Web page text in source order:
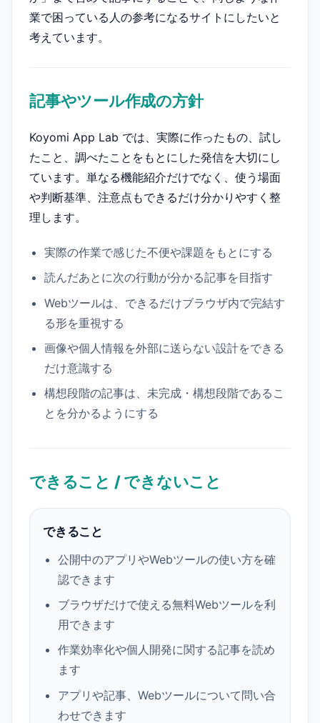
業で困っている人の参考になるサイトにしたいと
考えています。
記事やツール作成の方針
Koyomi App Lab では、実際に作ったもの、試し
たこと、調べたことをもとにした発信を大切にし
ています。単なる機能紹介だけでなく、使う場面
や判断基準、注意点もできるだけ分かりやすく整
理します。
実際の作業で感じた不便や課題をもとにする
読んだあとに次の行動が分かる記事を目指す
Webツールは、できるだけブラウザ内で完結す
る形を重視する
画像や個人情報を外部に送らない設計をできる
だけ意識する
構想段階の記事は、未完成・構想段階であるこ
とを分かるようにする
できること / できないこと
できること
公開中のアプリやWebツールの使い方を確
認できます
ブラウザだけで使える無料Webツールを利
用できます
作業効率化や個人開発に関する記事を読め
ます
アプリや記事、Webツールについて問い合
わせできます